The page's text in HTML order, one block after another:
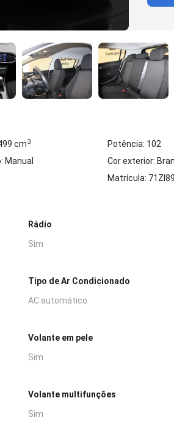
cm3
Potência: 102
Manual
Cor exterior:
Matrícula: 71ZI89
Rádio
Sim
Tipo de Ar Condicionado
AC automático
Volante em pele
Sim
Volante multifunções
Sim